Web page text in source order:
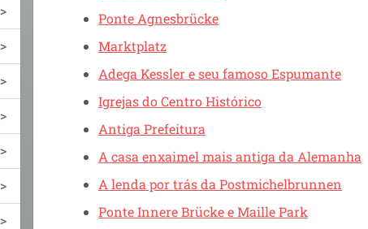
Ponte Agnesbrücke
Marktplatz
Adega Kessler e seu famoso Espumante
Igrejas do Centro Histórico
Antiga Prefeitura
A casa enxaimel mais antiga da Alemanha
A lenda por trás da Postmichelbrunnen
Ponte Innere Brücke e Maille Park